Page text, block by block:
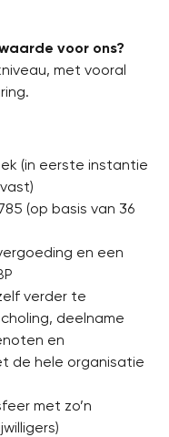
voor ons?
met vooral
(in eerste instantie
(op basis van 36
en een
verder te
deelname
en
de hele organisatie
met zo’n